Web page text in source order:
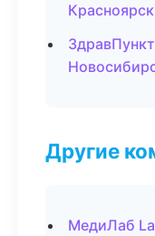
Красноярск
Другие
МедиЛаб